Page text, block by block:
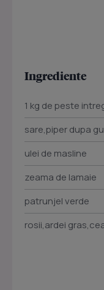
Ingrediente
1 kg de peste
sare,piper dupa
ulei de masline
zeama de lamaie
patrunjel verde
rosii,ardei